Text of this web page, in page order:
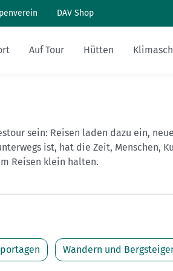
DAV Shop
Auf Tour Hütten
Alpen
FAQs
DAV-
sein: Reisen laden dazu ein,
ist, hat die Zeit, Menschen,
Reisen klein halten.
Wandern und